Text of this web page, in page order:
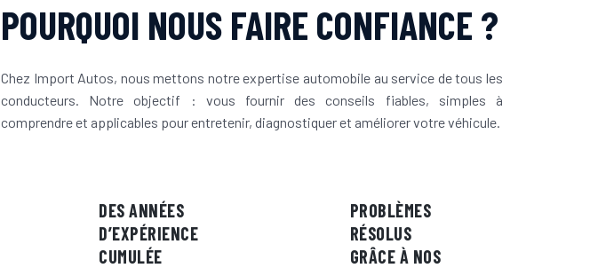
POURQUOI NOUS FAIRE CONFIANCE ?
Chez Import Autos, nous mettons notre expertise automobile au service de tous les
conducteurs. Notre objectif : vous fournir des conseils fiables, simples à
comprendre et applicables pour entretenir, diagnostiquer et améliorer votre véhicule.
DES ANNÉES
D’EXPÉRIENCE
CUMULÉE
PROBLÈMES
RÉSOLUS
GRÂCE À NOS